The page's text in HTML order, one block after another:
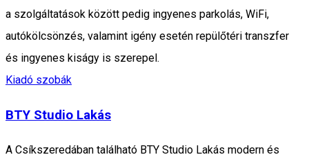
a szolgáltatások között pedig ingyenes parkolás, WiFi,
autókölcsönzés, valamint igény esetén repülőtéri transzfer
és ingyenes kiságy is szerepel.
Kiadó szobák
BTY Studio Lakás
A Csíkszeredában található BTY Studio Lakás modern és